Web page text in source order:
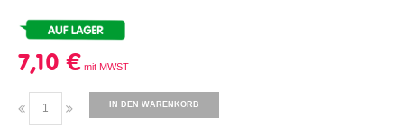
7,10 €
IN DEN WARENKORB